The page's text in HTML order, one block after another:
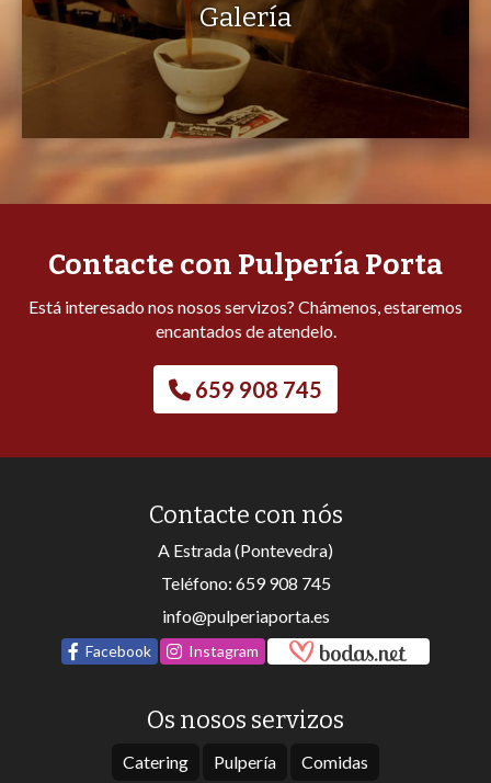
Galería
Contacte con Pulpería Porta
Está interesado nos nosos servizos? Chámenos, estaremos
encantados de atendelo.
659 908 745
Os nosos servizos
Catering Pulpería Comidas
Contacte con nós
A Estrada (Pontevedra)
Teléfono: 659 908 745
info@pulperiaporta.es
Facebook Instagram